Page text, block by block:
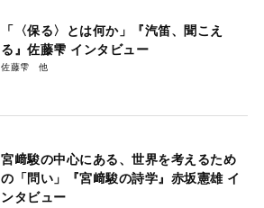
「〈保る〉とは何か」『汽笛、聞こえ
る』佐藤雫 インタビュー
佐藤雫
宮﨑駿の中心にある、世界を考えるため
の「問い」『宮﨑駿の詩学』赤坂憲雄 イ
ンタビュー